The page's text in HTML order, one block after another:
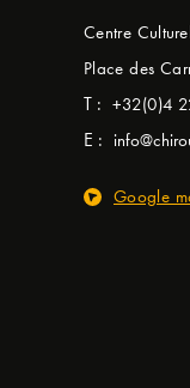
Centre
Place des
T : +32(0)4
E :
Google